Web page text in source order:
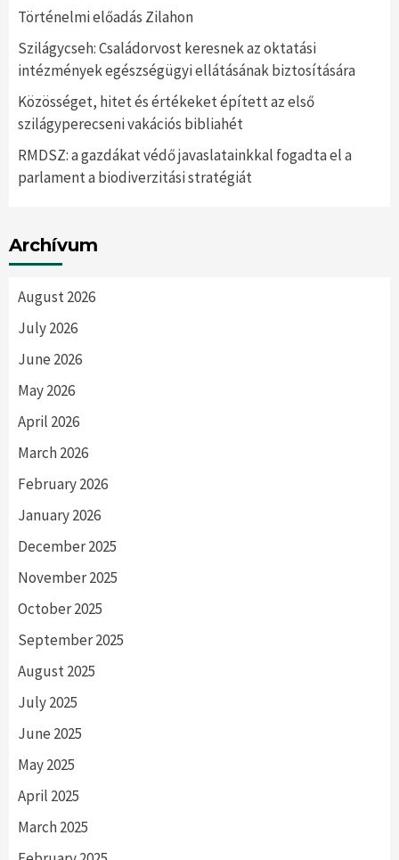
Történelmi előadás Zilahon
Szilágycseh: Családorvost keresnek az oktatási
intézmények egészségügyi ellátásának biztosítására
Közösséget, hitet és értékeket épített az első
szilágyperecseni vakációs bibliahét
RMDSZ: a gazdákat védő javaslatainkkal fogadta el a
parlament a biodiverzitási stratégiát
Archívum
August 2026
July 2026
June 2026
May 2026
April 2026
March 2026
February 2026
January 2026
December 2025
November 2025
October 2025
September 2025
August 2025
July 2025
June 2025
May 2025
April 2025
March 2025